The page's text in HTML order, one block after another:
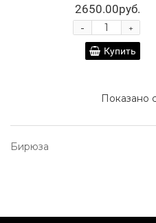
2650.00руб.
+
-
Купить
Показано
Бирюза